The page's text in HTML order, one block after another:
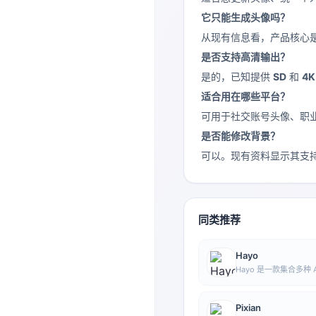
它只能生成头像吗？
从现有信息看，产品核心
是否支持高清输出？
是的，已知提供 SD 和 4K
适合用在哪些平台？
可用于社交账号头像、职
是否能修改背景？
可以。现有资料显示其支
同类推荐
Hayo
Hayo 是一款集合多种
Pixian